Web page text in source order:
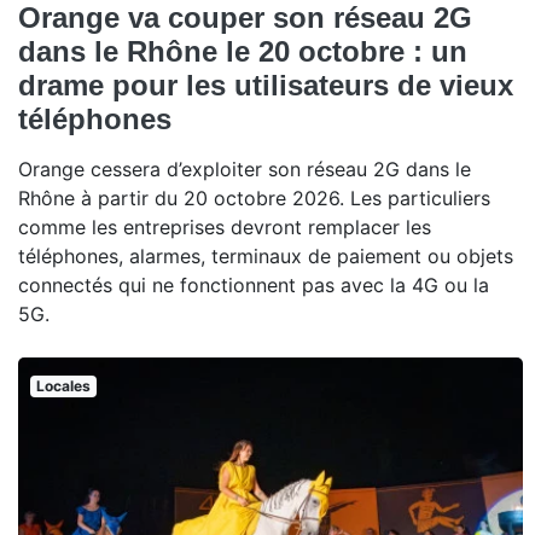
Orange va couper son réseau 2G
dans le Rhône le 20 octobre : un
drame pour les utilisateurs de vieux
téléphones
Orange cessera d’exploiter son réseau 2G dans le
Rhône à partir du 20 octobre 2026. Les particuliers
comme les entreprises devront remplacer les
téléphones, alarmes, terminaux de paiement ou objets
connectés qui ne fonctionnent pas avec la 4G ou la
5G.
Locales